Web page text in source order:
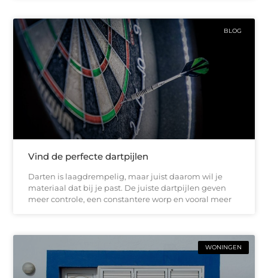
BLOG
Vind de perfecte dartpijlen
Darten is laagdrempelig, maar juist daarom wil je
materiaal dat bij je past. De juiste dartpijlen geven
meer controle, een constantere worp en vooral meer
WONINGEN